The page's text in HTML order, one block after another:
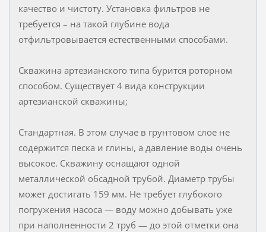
качество и чистоту. Установка фильтров не
требуется – на такой глубине вода
отфильтровывается естественными способами.
Скважина артезианского типа бурится роторном
способом. Существует 4 вида конструкции
артезианской скважины;
Стандартная. В этом случае в грунтовом слое не
содержится песка и глины, а давление воды очень
высокое. Скважину оснащают одной
металлической обсадной трубой. Диаметр трубы
может достигать 159 мм. Не требует глубокого
погружения насоса — воду можно добывать уже
при наполненности 2 труб — до этой отметки она